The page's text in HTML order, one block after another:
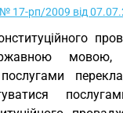
№ 17-рп/2009 від
послугами